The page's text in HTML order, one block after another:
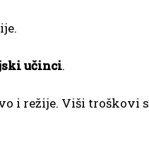
učinci.
i režije. Viši troškovi